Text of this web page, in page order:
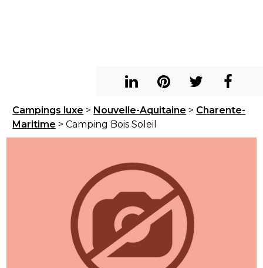
Campings luxe > Nouvelle-Aquitaine > Charente-
Maritime > Camping Bois Soleil